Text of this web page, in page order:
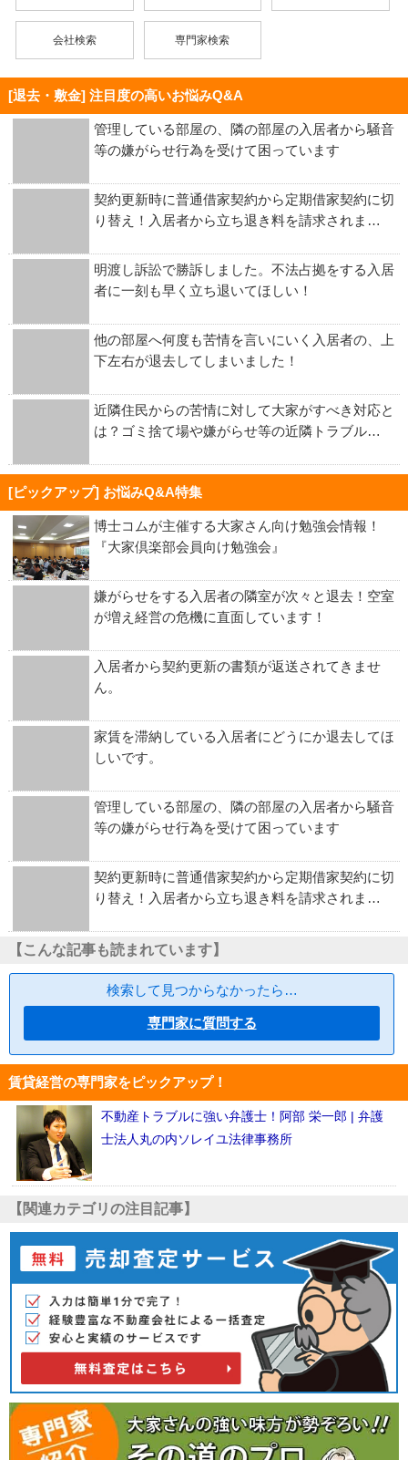
会社検索 専門家検索
[退去・敷金] 注目度の高いお悩みQ&A
管理している部屋の、隣の部屋の入居者から騒音
等の嫌がらせ行為を受けて困っています
契約更新時に普通借家契約から定期借家契約に切
り替え！入居者から立ち退き料を請求されま…
明渡し訴訟で勝訴しました。不法占拠をする入居
者に一刻も早く立ち退いてほしい！
他の部屋へ何度も苦情を言いにいく入居者の、上
下左右が退去してしまいました！
近隣住民からの苦情に対して大家がすべき対応と
は？ゴミ捨て場や嫌がらせ等の近隣トラブル…
[ピックアップ] お悩みQ&A特集
博士コムが主催する大家さん向け勉強会情報！
『大家倶楽部会員向け勉強会』
嫌がらせをする入居者の隣室が次々と退去！空室
が増え経営の危機に直面しています！
入居者から契約更新の書類が返送されてきませ
ん。
家賃を滞納している入居者にどうにか退去してほ
しいです。
管理している部屋の、隣の部屋の入居者から騒音
等の嫌がらせ行為を受けて困っています
契約更新時に普通借家契約から定期借家契約に切
り替え！入居者から立ち退き料を請求されま…
【こんな記事も読まれています】
検索して見つからなかったら…
専門家に質問する
賃貸経営の専門家をピックアップ！
不動産トラブルに強い弁護士！阿部 栄一郎 | 弁護
士法人丸の内ソレイユ法律事務所
【関連カテゴリの注目記事】